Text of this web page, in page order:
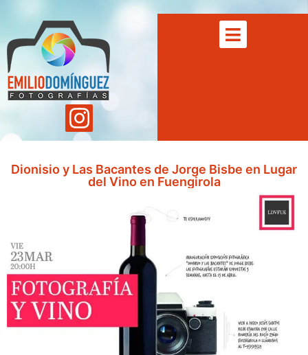
Dionisio y Las Bacantes de Jorge Bisbe en Lugar
del Vino en Fuengirola